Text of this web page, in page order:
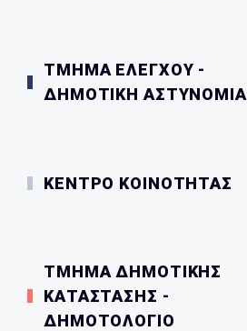
ΤΜΗΜΑ ΕΛΕΓΧΟΥ -
ΔΗΜΟΤΙΚΗ ΑΣΤΥΝΟΜΙΑ
ΚΕΝΤΡΟ ΚΟΙΝΟΤΗΤΑΣ
ΤΜΗΜΑ ΔΗΜΟΤΙΚΗΣ
ΚΑΤΑΣΤΑΣΗΣ -
ΔΗΜΟΤΟΛΟΓΙΟ